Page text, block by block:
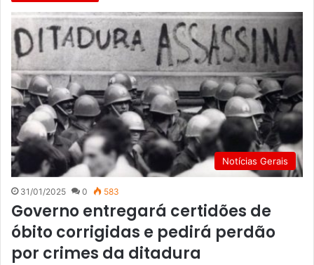
Notícias Gerais
31/01/2025 0 583
Governo entregará certidões de
óbito corrigidas e pedirá perdão
por crimes da ditadura